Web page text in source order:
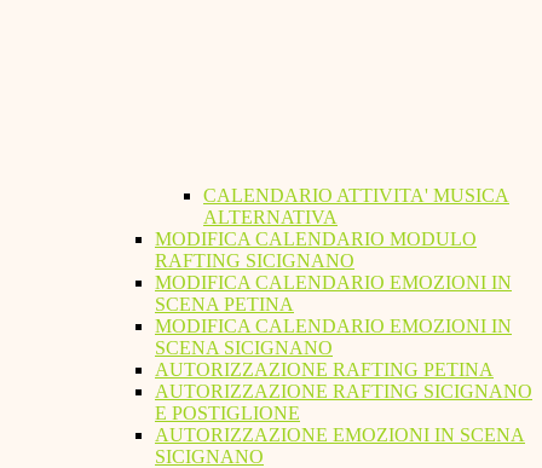
CALENDARIO ATTIVITA' MUSICA
ALTERNATIVA
MODIFICA CALENDARIO MODULO
RAFTING SICIGNANO
MODIFICA CALENDARIO EMOZIONI IN
SCENA PETINA
MODIFICA CALENDARIO EMOZIONI IN
SCENA SICIGNANO
AUTORIZZAZIONE RAFTING PETINA
AUTORIZZAZIONE RAFTING SICIGNANO
E POSTIGLIONE
AUTORIZZAZIONE EMOZIONI IN SCENA
SICIGNANO